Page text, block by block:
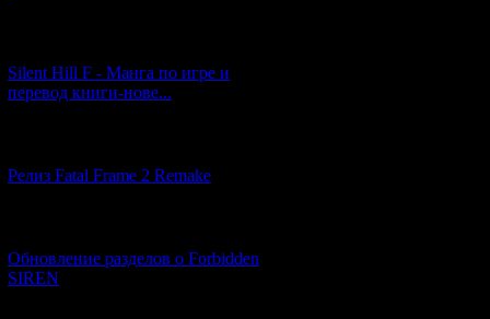
Silent Hill F - Манга по игре и
перевод книги-нове...
Релиз Fatal Frame 2 Remake
Обновление разделов о Forbidden
SIREN